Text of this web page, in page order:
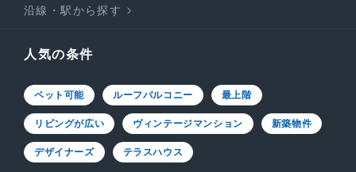
沿線・駅から探す
人気の条件
ペット可能 ルーフバルコニー 最上階
リビングが広い ヴィンテージマンション 新築物件
デザイナーズ テラスハウス